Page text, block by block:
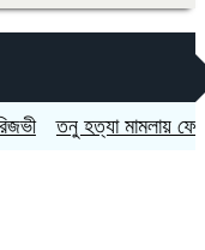
তনু হত্যা মামলায় ফের